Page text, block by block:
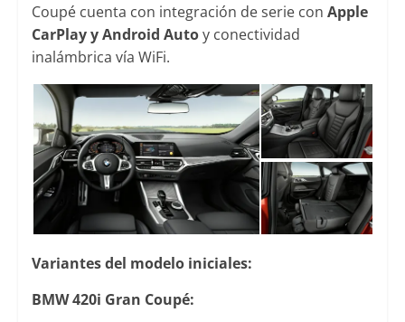
Coupé cuenta con integración de serie con Apple
CarPlay y Android Autoy conectividad
inalámbrica vía WiFi.
Variantes del modelo iniciales:
BMW 420i Gran Coupé: